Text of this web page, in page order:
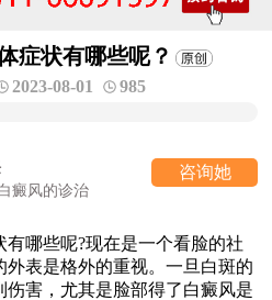
症状有哪些呢？
2023-08-01 985
癜风的诊治
咨询她
哪些呢?现在是一个看脸的社
表是格外的重视。一旦白斑的
害，尤其是脸部得了白癜风是